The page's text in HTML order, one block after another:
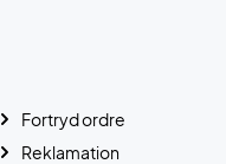
Fortryd ordre
Reklamation